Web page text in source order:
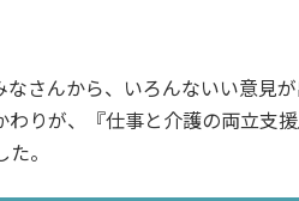
さんから、いろんないい意見
りが、『仕事と介護の両立支
。